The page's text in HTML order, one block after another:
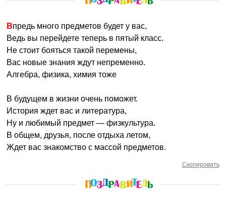
Впредь много предметов будет у вас,
Ведь вы перейдете теперь в пятый класс.
Не стоит бояться такой перемены,
Вас новые знания ждут непременно.
Алгебра, физика, химия тоже
В будущем в жизни очень поможет.
История ждет вас и литература,
Ну и любимый предмет — физкультура.
В общем, друзья, после отдыха летом,
Ждет вас знакомство с массой предметов.
Скопировать